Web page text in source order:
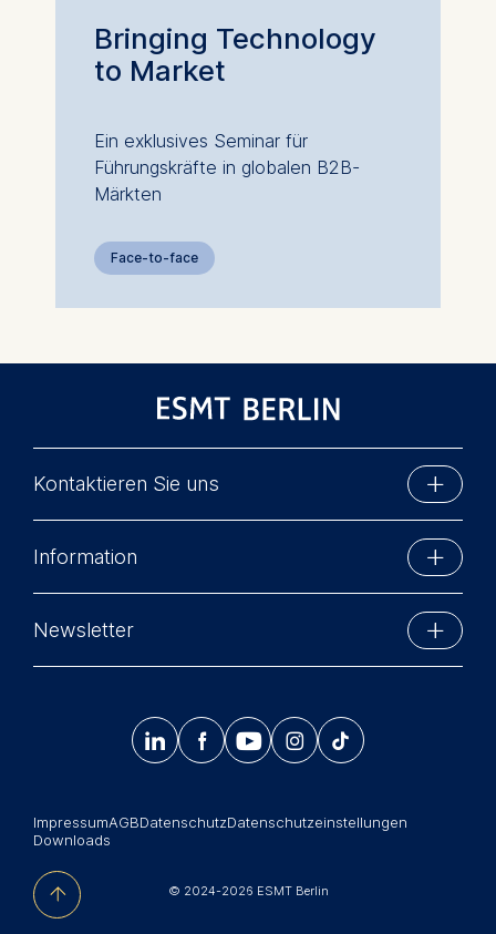
Bringing Technology
to Market
Ein exklusives Seminar für
Führungskräfte in globalen B2B-
Märkten
Face-to-face
Kontaktieren Sie uns
Schlossplatz 1
10178 Berlin, Germany
Phone: +49 30 212 31 0
Information
Summer School
Newsroom
中文网站
Jobs
Newsletter
Jetzt anmelden
© 2024-2026 ESMT Berlin
ImpressumAGBDatenschutzDatenschutzeinstellungen
Downloads
    𝄞